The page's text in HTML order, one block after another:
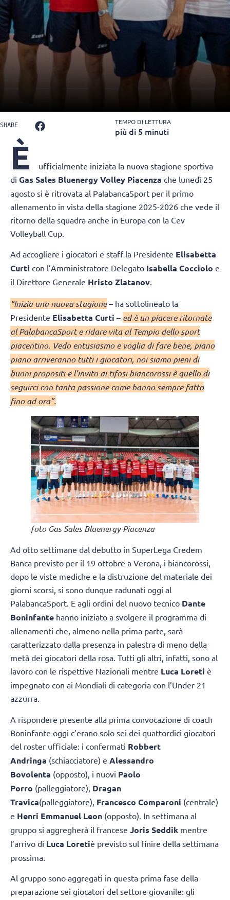
SHARE TEMPO DI LETTURA
più di 5 minuti
È
ufficialmente iniziata la nuova stagione sportiva
di Gas Sales Bluenergy Volley Piacenza che lunedì 25
agosto si è ritrovata al PalabancaSport per il primo
allenamento in vista della stagione 2025-2026 che vede il
ritorno della squadra anche in Europa con la Cev
Volleyball Cup.
Ad accogliere i giocatori e staff la Presidente Elisabetta
Curti con l’Amministratore Delegato Isabella Cocciolo e
il Direttore Generale Hristo Zlatanov.
“Inizia una nuova stagione– ha sottolineato la
Presidente Elisabetta Curti – ed è un piacere ritornate
al PalabancaSport e ridare vita al Tempio dello sport
piacentino. Vedo entusiasmo e voglia di fare bene, piano
piano arriveranno tutti i giocatori, noi siamo pieni di
buoni propositi e l’invito ai tifosi biancorossi è quello di
seguirci con tanta passione come hanno sempre fatto
fino ad ora”.
foto Gas Sales Bluenergy Piacenza
Ad otto settimane dal debutto in SuperLega Credem
Banca previsto per il 19 ottobre a Verona, i biancorossi,
dopo le viste mediche e la distruzione del materiale dei
giorni scorsi, si sono dunque radunati oggi al
PalabancaSport. E agli ordini del nuovo tecnico Dante
Boninfante hanno iniziato a svolgere il programma di
allenamenti che, almeno nella prima parte, sarà
caratterizzato dalla presenza in palestra di meno della
metà dei giocatori della rosa. Tutti gli altri, infatti, sono al
lavoro con le rispettive Nazionali mentre Luca Loreti è
impegnato con ai Mondiali di categoria con l’Under 21
azzurra.
A rispondere presente alla prima convocazione di coach
Boninfante oggi c’erano solo sei dei quattordici giocatori
del roster ufficiale: i confermati Robbert
Andringa (schiacciatore) e Alessandro
Bovolenta (opposto), i nuovi Paolo
Porro (palleggiatore), Dragan
Travica(palleggiatore), Francesco Comparoni (centrale)
e Henri Emmanuel Leon (opposto). In settimana al
gruppo si aggregherà il francese Joris Seddik mentre
l’arrivo di Luca Loretiè previsto sul finire della settimana
prossima.
Al gruppo sono aggregati in questa prima fase della
preparazione sei giocatori del settore giovanile: gli